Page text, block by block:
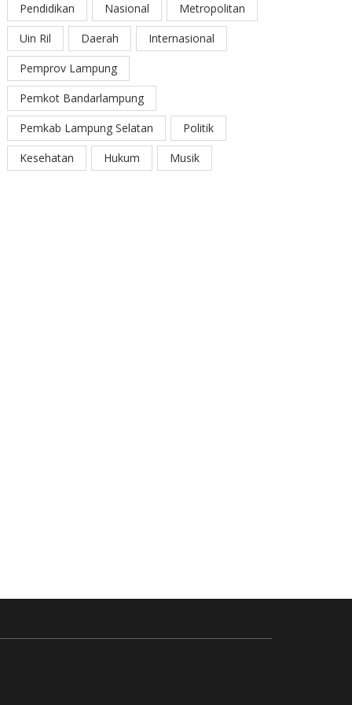
Pendidikan Nasional
Metropolitan
Uin Ril
Daerah
Internasional
Pemprov Lampung
Pemkot Bandarlampung
Pemkab Lampung Selatan
Politik
Kesehatan
Hukum Musik